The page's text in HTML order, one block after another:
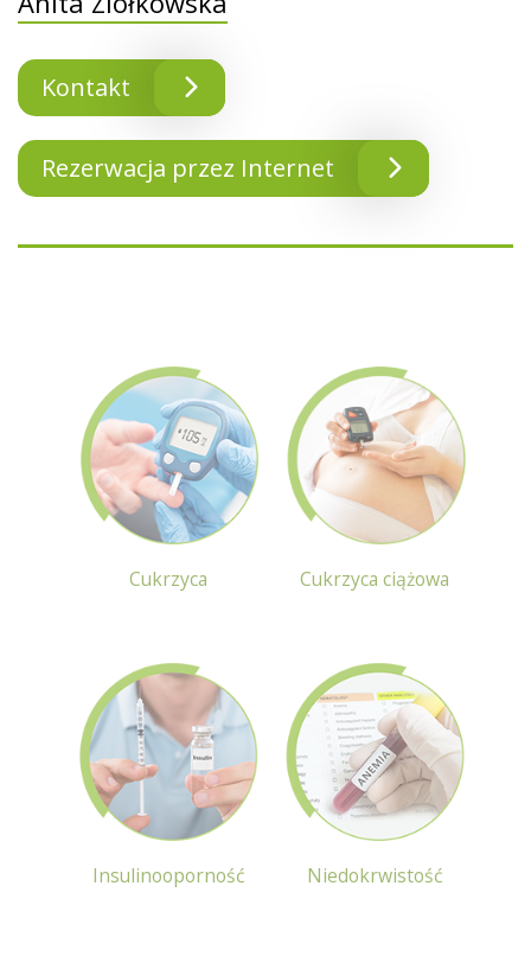
Kontakt
Rezerwacja przez Internet
Cukrzyca Cukrzyca ciążowa
Insulinooporność Niedokrwistość